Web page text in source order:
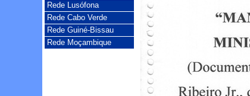
Rede Lusófona
Rede Cabo Verde
Rede Guiné-Bissau
Rede Moçambique